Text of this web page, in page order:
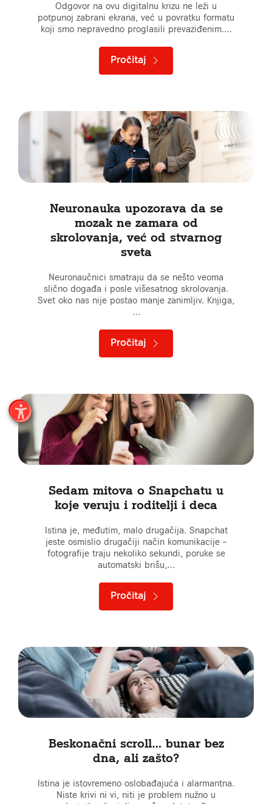
Odgovor na ovu digitalnu krizu ne leži u
potpunoj zabrani ekrana, već u povratku formatu
koji smo nepravedno proglasili prevaziđenim.…
Pročitaj
Neuronauka upozorava da se
mozak ne zamara od
skrolovanja, već od stvarnog
sveta
Neuronaučnici smatraju da se nešto veoma
slično događa i posle višesatnog skrolovanja.
Svet oko nas nije postao manje zanimljiv. Knjiga,
…
Pročitaj
Sedam mitova o Snapchatu u
koje veruju i roditelji i deca
Istina je, međutim, malo drugačija. Snapchat
jeste osmislio drugačiji način komunikacije –
fotografije traju nekoliko sekundi, poruke se
automatski brišu,…
Pročitaj
Beskonačni scroll… bunar bez
dna, ali zašto?
Istina je istovremeno oslobađajuća i alarmantna.
Niste krivi ni vi, niti je problem nužno u